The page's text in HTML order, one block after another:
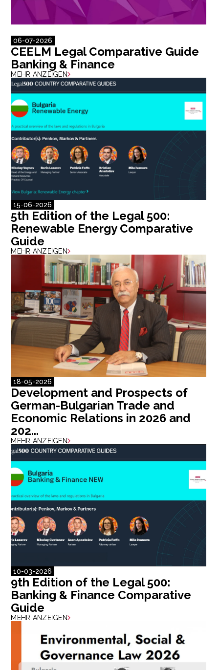
06-07-2026
CEELM Legal Comparative Guide
Banking & Finance
MEHR ANZEIGEN
15-06-2026
5th Edition of the Legal 500:
Renewable Energy Comparative
Guide
MEHR ANZEIGEN
18-05-2026
Development and Prospects of
German-Bulgarian Trade and
Economic Relations in 2026 and
202...
MEHR ANZEIGEN
10-03-2026
9th Edition of the Legal 500:
Banking & Finance Comparative
Guide
MEHR ANZEIGEN